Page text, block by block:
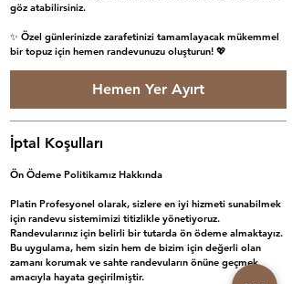
göz atabilirsiniz.
✨ Özel günlerinizde zarafetinizi tamamlayacak mükemmel
bir topuz için hemen randevunuzu oluşturun! 💖
Hemen Yer Ayırt
İptal Koşulları
Ön Ödeme Politikamız Hakkında
Platin Profesyonel olarak, sizlere en iyi hizmeti sunabilmek
için randevu sistemimizi titizlikle yönetiyoruz.
Randevularınız için belirli bir tutarda ön ödeme almaktayız.
Bu uygulama, hem sizin hem de bizim için değerli olan
zamanı korumak ve sahte randevuların önüne geçmek
amacıyla hayata geçirilmiştir.